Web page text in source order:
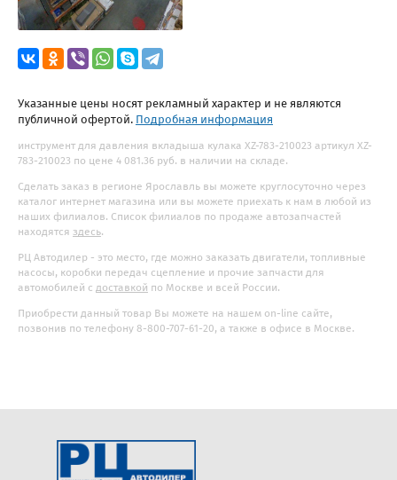
Указанные цены носят рекламный характер и не являются
публичной офертой. Подробная информация
инструмент для давления вкладыша кулака XZ-783-210023 артикул XZ-
783-210023 по цене 4 081.36 руб. в наличии на складе.
Сделать заказ в регионе Ярославль вы можете круглосуточно через
каталог интернет магазина или вы можете приехать к нам в любой из
наших филиалов. Список филиалов по продаже автозапчастей
находятся здесь.
РЦ Автодилер - это место, где можно заказать двигатели, топливные
насосы, коробки передач сцепление и прочие запчасти для
автомобилей с доставкой по Москве и всей России.
Приобрести данный товар Вы можете на нашем on-line сайте,
позвонив по телефону 8-800-707-61-20, а также в офисе в Москве.